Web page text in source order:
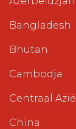
Bangladesh
Bhutan
Cambodja
Centraal Azië
China